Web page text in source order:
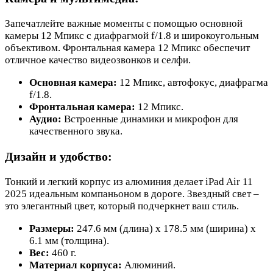
Запечатлейте важные моменты с помощью основной
камеры 12 Мпикс с диафрагмой f/1.8 и широкоугольным
объективом. Фронтальная камера 12 Мпикс обеспечит
отличное качество видеозвонков и селфи.
Основная камера: 12 Мпикс, автофокус, диафрагма
f/1.8.
Фронтальная камера: 12 Мпикс.
Аудио: Встроенные динамики и микрофон для
качественного звука.
Дизайн и удобство:
Тонкий и легкий корпус из алюминия делает iPad Air 11
2025 идеальным компаньоном в дороге. Звездный свет –
это элегантный цвет, который подчеркнет ваш стиль.
Размеры: 247.6 мм (длина) x 178.5 мм (ширина) x
6.1 мм (толщина).
Вес: 460 г.
Материал корпуса: Алюминий.